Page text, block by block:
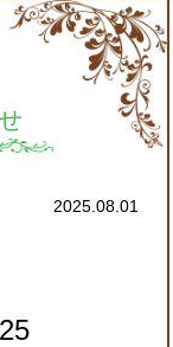
2025.08.01